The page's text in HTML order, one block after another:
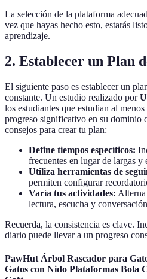
La selección de la plataforma
vez que hayas hecho esto, estarás
aprendizaje.
2. Establecer un Plan
El siguiente paso es establecer un
constante. Un estudio realizado por
los estudiantes que estudian al
progreso significativo en su dominio
consejos para crear tu plan:
Define tiempos específicos:
frecuentes en lugar de largas y
Utiliza herramientas de
permiten configurar
Varía tus actividades: Alterna
lectura, escucha y
Recuerda, la consistencia es clave.
diario puede llevar a un progreso
PawHut Árbol Rascador para
Gatos con Nido Plataformas Bola